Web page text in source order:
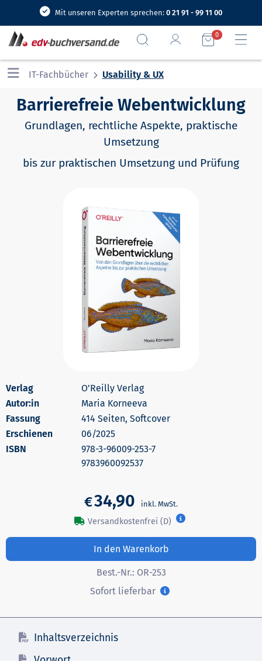
Mit unseren Experten sprechen: 0 21 91 - 99 11 00
0
IT-Fachbücher Usability & UX
Barrierefreie Webentwicklung
Grundlagen, rechtliche Aspekte, praktische
Umsetzung
bis zur praktischen Umsetzung und Prüfung
O’Reilly Verlag
Autor:in
Maria Korneeva
414 Seiten, Softcover
Erschienen
06/2025
978-3-96009-253-7
9783960092537
€34,90
Versandkostenfrei (D)
In den Warenkorb
Best.-Nr.: OR-253
Sofort lieferbar
Inhaltsverzeichnis